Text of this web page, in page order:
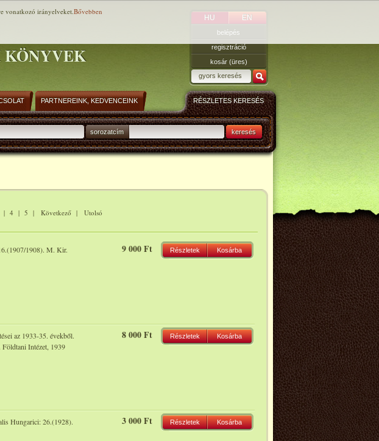
HU EN
belépés
regisztráció
kosár (üres)
PARTNEREINK, KEDVENCEINK RÉSZLETES KERESÉS
sorozatcím keresés
| 4 | 5 | Következő | Utolsó
1908). M. Kir.
9 000 Ft Részletek Kosárba
az 1933-35. évekből.
Intézet, 1939
8 000 Ft Részletek Kosárba
Hungarici: 26.(1928).
3 000 Ft Részletek Kosárba
vonatkozó irányelveket.Bővebben